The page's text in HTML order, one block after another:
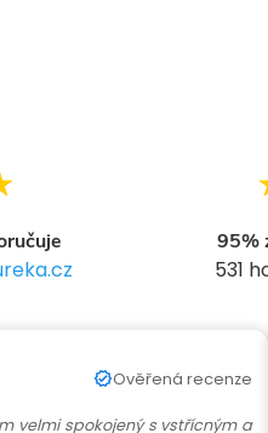
95%
531
Ověřená recenze
velmi spokojený s vstřícným a